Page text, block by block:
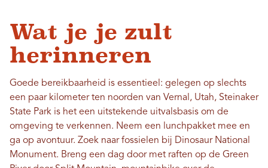
Wat je je zult
herinneren
Goede bereikbaarheid is essentieel: gelegen op slechts
een paar kilometer ten noorden van Vernal, Utah, Steinaker
State Park is het een uitstekende uitvalsbasis om de
omgeving te verkennen. Neem een ​​lunchpakket mee en
ga op avontuur. Zoek naar fossielen bij Dinosaur National
Monument. Breng een dag door met raften op de Green